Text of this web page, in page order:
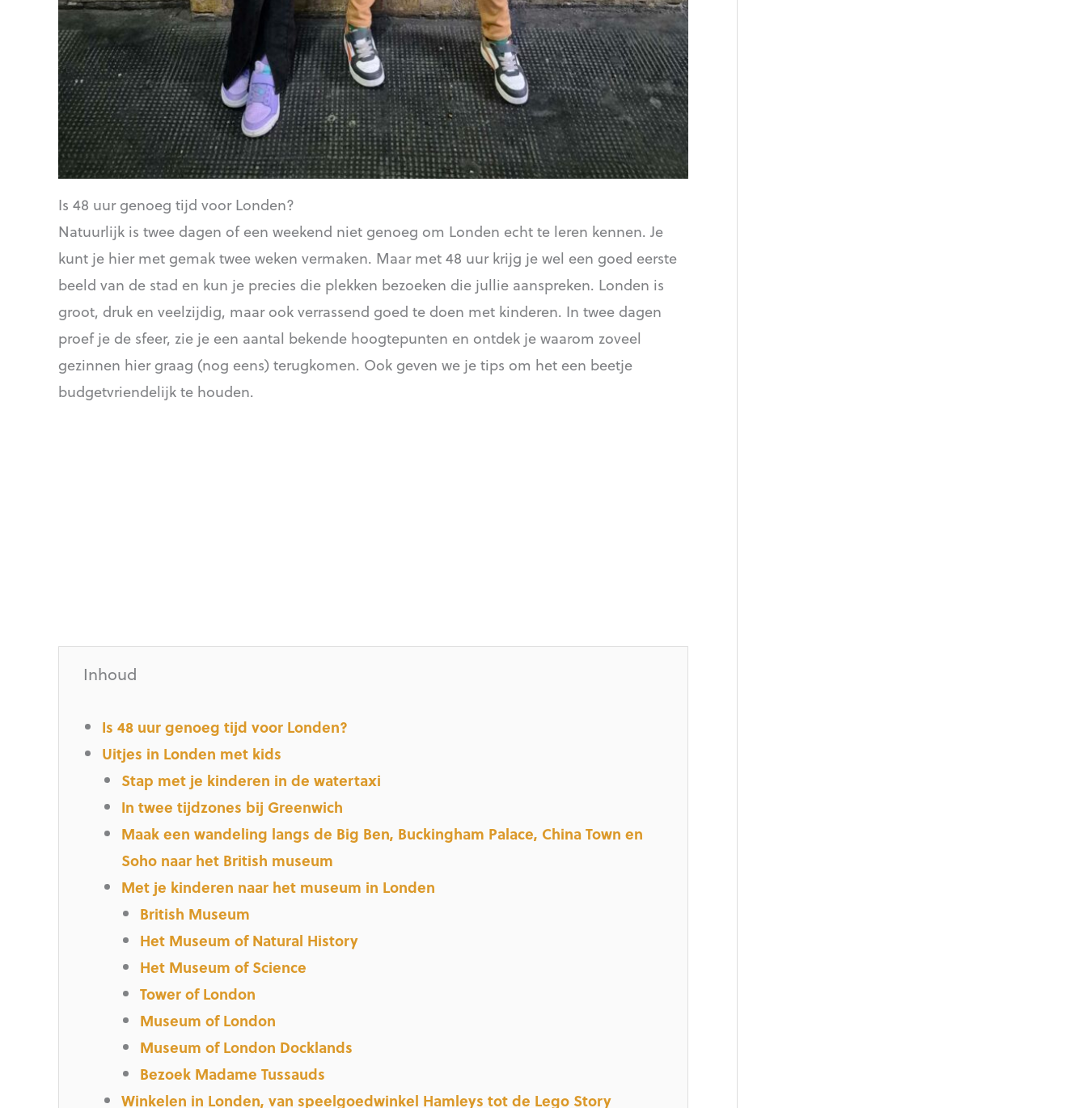
Is 48 uur genoeg tijd voor Londen?
Natuurlijk is twee dagen of een weekend niet genoeg om Londen echt te leren kennen. Je
kunt je hier met gemak twee weken vermaken. Maar met 48 uur krijg je wel een goed eerste
beeld van de stad en kun je precies die plekken bezoeken die jullie aanspreken. Londen is
groot, druk en veelzijdig, maar ook verrassend goed te doen met kinderen. In twee dagen
proef je de sfeer, zie je een aantal bekende hoogtepunten en ontdek je waarom zoveel
gezinnen hier graag (nog eens) terugkomen. Ook geven we je tips om het een beetje
budgetvriendelijk te houden.
Inhoud
Is 48 uur genoeg tijd voor Londen?
Uitjes in Londen met kids
Stap met je kinderen in de watertaxi
In twee tijdzones bij Greenwich
Maak een wandeling langs de Big Ben, Buckingham Palace, China Town en
Soho naar het British museum
Met je kinderen naar het museum in Londen
British Museum
Het Museum of Natural History
Het Museum of Science
Tower of London
Museum of London
Museum of London Docklands
Bezoek Madame Tussauds
Winkelen in Londen, van speelgoedwinkel Hamleys tot de Lego Story